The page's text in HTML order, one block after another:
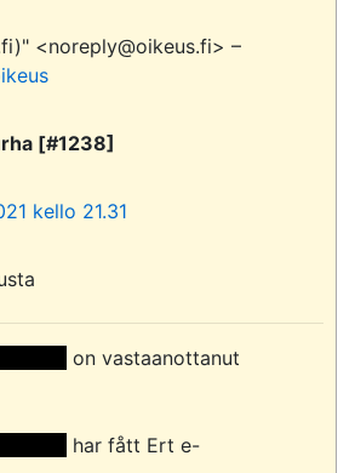
<noreply@oikeus.fi> –
[#1238]
kello 21.31
on vastaanottanut
har fått Ert e-